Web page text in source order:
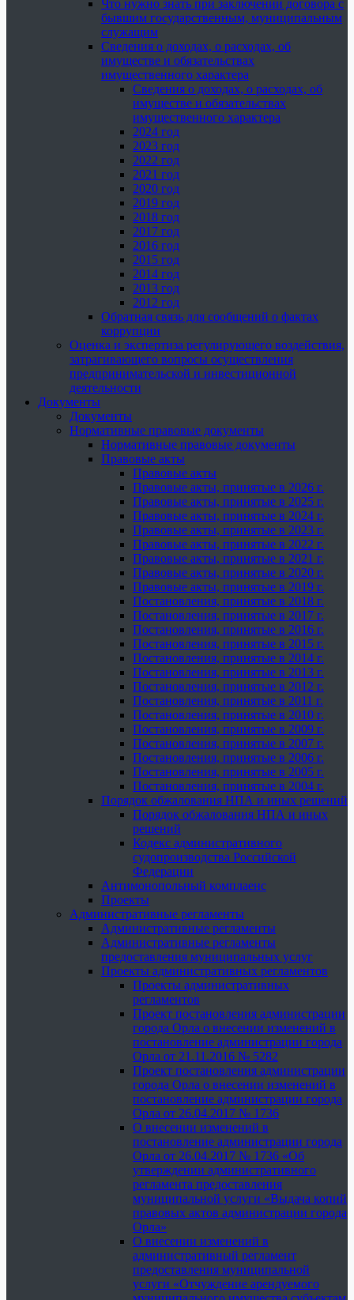
Что нужно знать при заключении договора с
бывшим государственным, муниципальным
служащим
Сведения о доходах, о расходах, об
имуществе и обязательствах
имущественного характера
Сведения о доходах, о расходах, об
имуществе и обязательствах
имущественного характера
2024 год
2023 год
2022 год
2021 год
2020 год
2019 год
2018 год
2017 год
2016 год
2015 год
2014 год
2013 год
2012 год
Обратная связь для сообщений о фактах
коррупции
Оценка и экспертиза регулирующего воздействия,
затрагивающего вопросы осуществления
предпринимательской и инвестиционной
деятельности
Документы
Документы
Нормативные правовые документы
Нормативные правовые документы
Правовые акты
Правовые акты
Правовые акты, принятые в 2026 г.
Правовые акты, принятые в 2025 г.
Правовые акты, принятые в 2024 г.
Правовые акты, принятые в 2023 г.
Правовые акты, принятые в 2022 г.
Правовые акты, принятые в 2021 г.
Правовые акты, принятые в 2020 г.
Правовые акты, принятые в 2019 г.
Постановления, принятые в 2018 г.
Постановления, принятые в 2017 г.
Постановления, принятые в 2016 г.
Постановления, принятые в 2015 г.
Постановления, принятые в 2014 г.
Постановления, принятые в 2013 г.
Постановления, принятые в 2012 г.
Постановления, принятые в 2011 г.
Постановления, принятые в 2010 г.
Постановления, принятые в 2009 г.
Постановления, принятые в 2007 г.
Постановления, принятые в 2006 г.
Постановления, принятые в 2005 г.
Постановления, принятые в 2004 г.
Порядок обжалования НПА и иных решений
Порядок обжалования НПА и иных
решений
Кодекс административного
судопроизводства Российской
Федерации
Антимонопольный комплаенс
Проекты
Административные регламенты
Административные регламенты
Административные регламенты
предоставления муниципальных услуг
Проекты административных регламентов
Проекты административных
регламентов
Проект постановления администрации
города Орла о внесении изменений в
постановление администрации города
Орла от 21.11.2016 № 5282
Проект постановления администрации
города Орла о внесении изменений в
постановление администрации города
Орла от 26.04.2017 № 1736
О внесении изменений в
постановление администрации города
Орла от 26.04.2017 № 1736 «Об
утверждении административного
регламента предоставления
муниципальной услуги «Выдача копий
правовых актов администрации города
Орла»
О внесении изменений в
административный регламент
предоставления муниципальной
услуги «Отчуждение арендуемого